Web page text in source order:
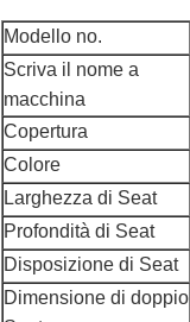
Modello no.
Scriva il nome a
macchina
Copertura
Colore
Larghezza di Seat
Profondità di Seat
Disposizione di Seat
Dimensione di doppio